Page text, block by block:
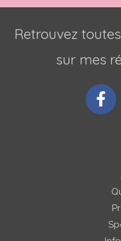
Retrouvez
sur mes